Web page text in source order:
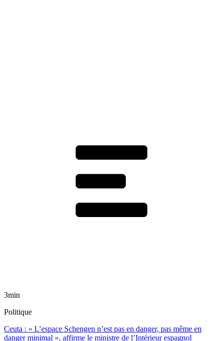
3min
Politique
Ceuta : « L’espace Schengen n’est pas en danger, pas même en
danger minimal », affirme le ministre de l’Intérieur espagnol